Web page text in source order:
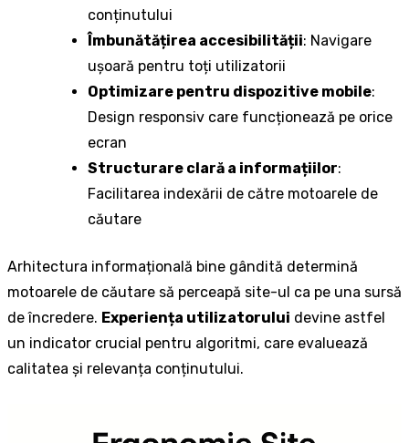
conținutului
Îmbunătățirea accesibilității: Navigare
ușoară pentru toți utilizatorii
Optimizare pentru dispozitive mobile:
Design responsiv care funcționează pe orice
ecran
Structurare clară a informațiilor:
Facilitarea indexării de către motoarele de
căutare
Arhitectura informațională bine gândită determină
motoarele de căutare să perceapă site-ul ca pe una sursă
de încredere. Experiența utilizatorului devine astfel
un indicator crucial pentru algoritmi, care evaluează
calitatea și relevanța conținutului.